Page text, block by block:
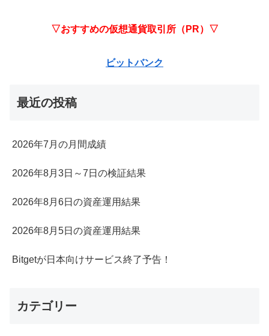
▽おすすめの仮想通貨取引所（PR）▽
ビットバンク
最近の投稿
2026年7月の月間成績
2026年8月3日～7日の検証結果
2026年8月6日の資産運用結果
2026年8月5日の資産運用結果
Bitgetが日本向けサービス終了予告！
カテゴリー